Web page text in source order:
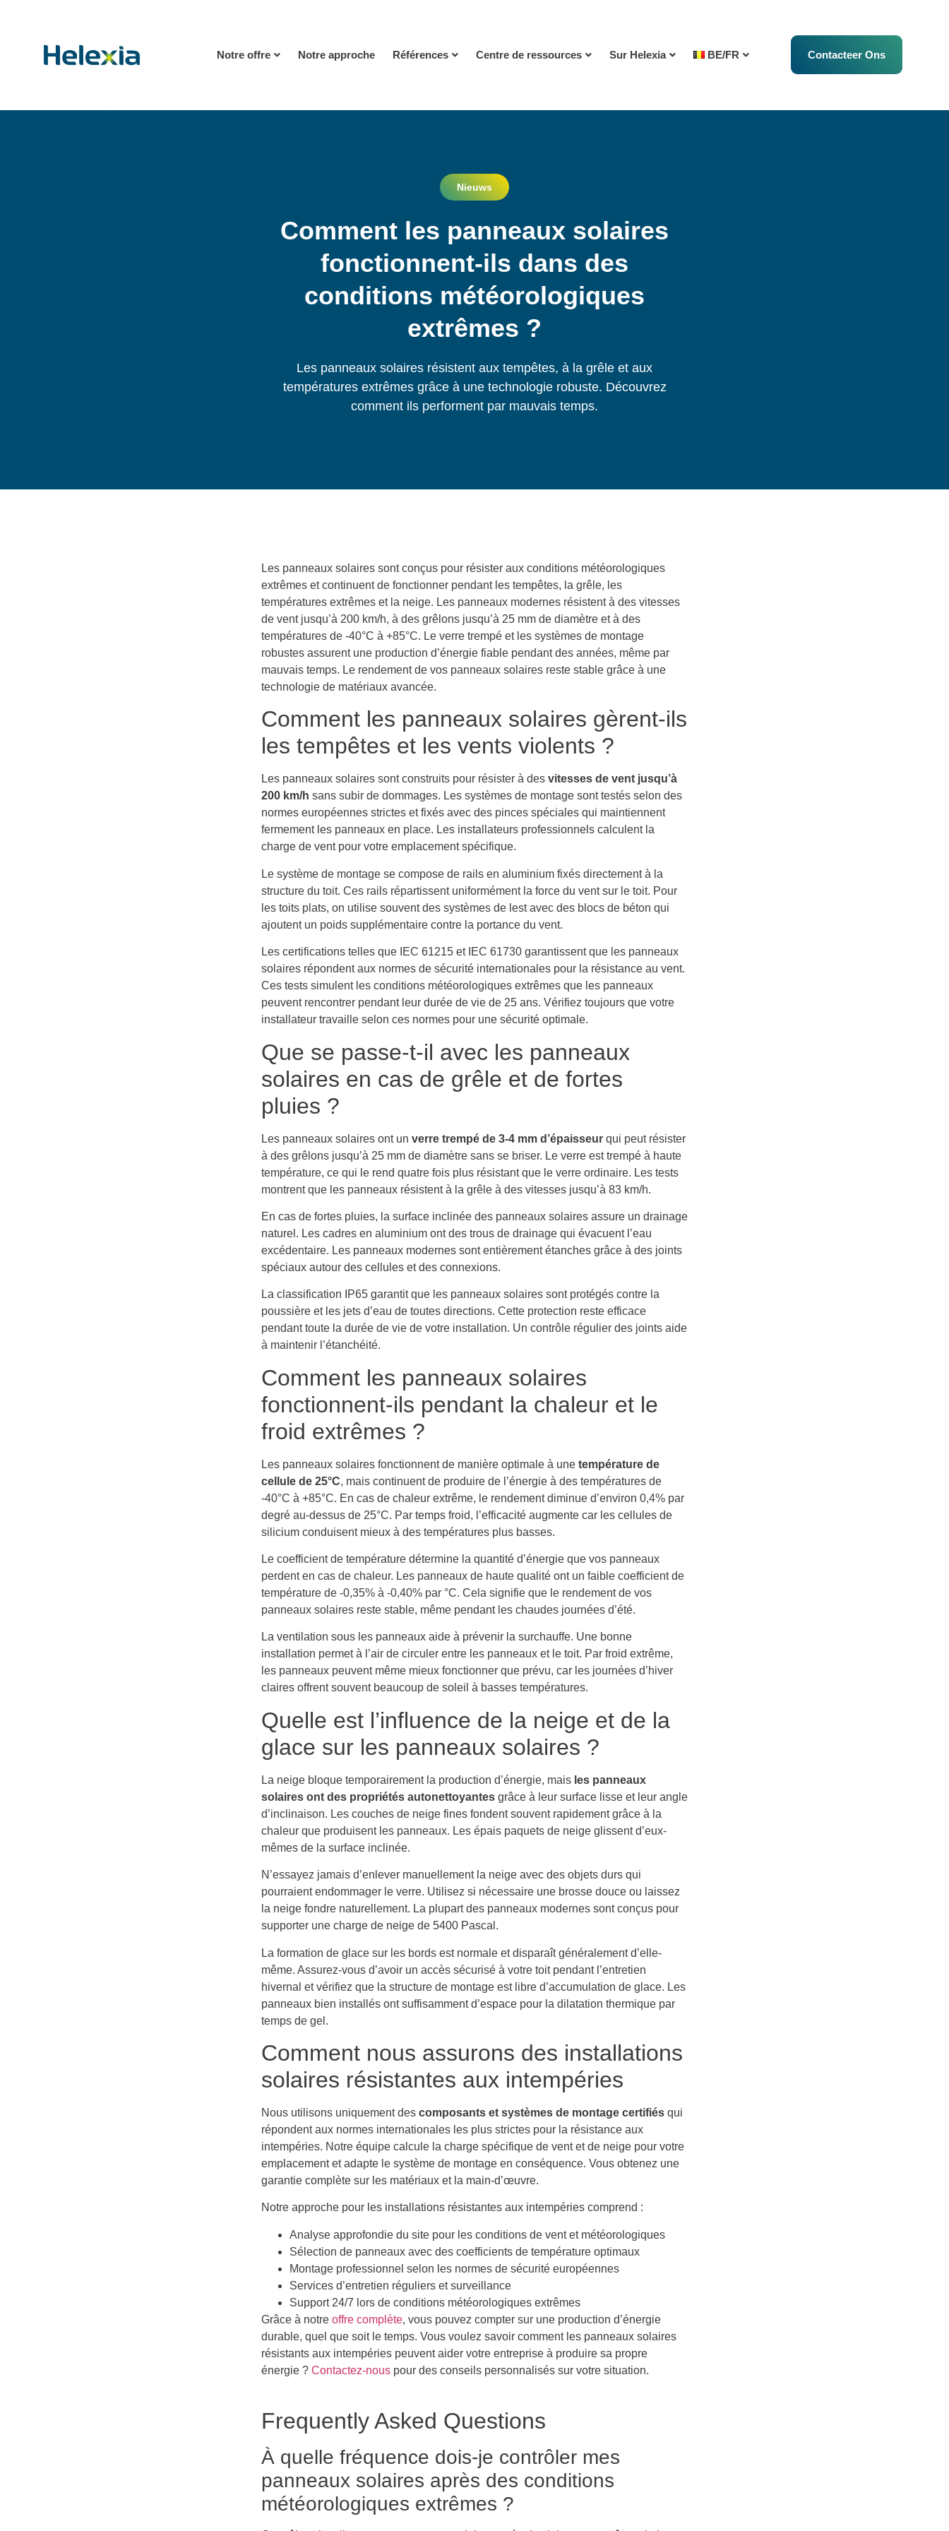
Notre offre Notre approche Références Centre de ressources Sur Helexia BE/FR Contacteer Ons
Nieuws
Comment les panneaux solaires
fonctionnent-ils dans des
conditions météorologiques
extrêmes ?
Les panneaux solaires résistent aux tempêtes, à la grêle et aux
températures extrêmes grâce à une technologie robuste. Découvrez
comment ils performent par mauvais temps.
Les panneaux solaires sont conçus pour résister aux conditions météorologiques
extrêmes et continuent de fonctionner pendant les tempêtes, la grêle, les
températures extrêmes et la neige. Les panneaux modernes résistent à des vitesses
de vent jusqu’à 200 km/h, à des grêlons jusqu’à 25 mm de diamètre et à des
températures de -40°C à +85°C. Le verre trempé et les systèmes de montage
robustes assurent une production d’énergie fiable pendant des années, même par
mauvais temps. Le rendement de vos panneaux solaires reste stable grâce à une
technologie de matériaux avancée.
Comment les panneaux solaires gèrent-ils
les tempêtes et les vents violents ?
Les panneaux solaires sont construits pour résister à des vitesses de vent jusqu’à
200 km/h sans subir de dommages. Les systèmes de montage sont testés selon des
normes européennes strictes et fixés avec des pinces spéciales qui maintiennent
fermement les panneaux en place. Les installateurs professionnels calculent la
charge de vent pour votre emplacement spécifique.
Le système de montage se compose de rails en aluminium fixés directement à la
structure du toit. Ces rails répartissent uniformément la force du vent sur le toit. Pour
les toits plats, on utilise souvent des systèmes de lest avec des blocs de béton qui
ajoutent un poids supplémentaire contre la portance du vent.
Les certifications telles que IEC 61215 et IEC 61730 garantissent que les panneaux
solaires répondent aux normes de sécurité internationales pour la résistance au vent.
Ces tests simulent les conditions météorologiques extrêmes que les panneaux
peuvent rencontrer pendant leur durée de vie de 25 ans. Vérifiez toujours que votre
installateur travaille selon ces normes pour une sécurité optimale.
Que se passe-t-il avec les panneaux
solaires en cas de grêle et de fortes
pluies ?
Les panneaux solaires ont un verre trempé de 3-4 mm d’épaisseur qui peut résister
à des grêlons jusqu’à 25 mm de diamètre sans se briser. Le verre est trempé à haute
température, ce qui le rend quatre fois plus résistant que le verre ordinaire. Les tests
montrent que les panneaux résistent à la grêle à des vitesses jusqu’à 83 km/h.
En cas de fortes pluies, la surface inclinée des panneaux solaires assure un drainage
naturel. Les cadres en aluminium ont des trous de drainage qui évacuent l’eau
excédentaire. Les panneaux modernes sont entièrement étanches grâce à des joints
spéciaux autour des cellules et des connexions.
La classification IP65 garantit que les panneaux solaires sont protégés contre la
poussière et les jets d’eau de toutes directions. Cette protection reste efficace
pendant toute la durée de vie de votre installation. Un contrôle régulier des joints aide
à maintenir l’étanchéité.
Comment les panneaux solaires
fonctionnent-ils pendant la chaleur et le
froid extrêmes ?
Les panneaux solaires fonctionnent de manière optimale à une température de
cellule de 25°C, mais continuent de produire de l’énergie à des températures de
-40°C à +85°C. En cas de chaleur extrême, le rendement diminue d’environ 0,4% par
degré au-dessus de 25°C. Par temps froid, l’efficacité augmente car les cellules de
silicium conduisent mieux à des températures plus basses.
Le coefficient de température détermine la quantité d’énergie que vos panneaux
perdent en cas de chaleur. Les panneaux de haute qualité ont un faible coefficient de
température de -0,35% à -0,40% par °C. Cela signifie que le rendement de vos
panneaux solaires reste stable, même pendant les chaudes journées d’été.
La ventilation sous les panneaux aide à prévenir la surchauffe. Une bonne
installation permet à l’air de circuler entre les panneaux et le toit. Par froid extrême,
les panneaux peuvent même mieux fonctionner que prévu, car les journées d’hiver
claires offrent souvent beaucoup de soleil à basses températures.
Quelle est l’influence de la neige et de la
glace sur les panneaux solaires ?
La neige bloque temporairement la production d’énergie, mais les panneaux
solaires ont des propriétés autonettoyantes grâce à leur surface lisse et leur angle
d’inclinaison. Les couches de neige fines fondent souvent rapidement grâce à la
chaleur que produisent les panneaux. Les épais paquets de neige glissent d’eux-
mêmes de la surface inclinée.
N’essayez jamais d’enlever manuellement la neige avec des objets durs qui
pourraient endommager le verre. Utilisez si nécessaire une brosse douce ou laissez
la neige fondre naturellement. La plupart des panneaux modernes sont conçus pour
supporter une charge de neige de 5400 Pascal.
La formation de glace sur les bords est normale et disparaît généralement d’elle-
même. Assurez-vous d’avoir un accès sécurisé à votre toit pendant l’entretien
hivernal et vérifiez que la structure de montage est libre d’accumulation de glace. Les
panneaux bien installés ont suffisamment d’espace pour la dilatation thermique par
temps de gel.
Comment nous assurons des installations
solaires résistantes aux intempéries
Nous utilisons uniquement des composants et systèmes de montage certifiés qui
répondent aux normes internationales les plus strictes pour la résistance aux
intempéries. Notre équipe calcule la charge spécifique de vent et de neige pour votre
emplacement et adapte le système de montage en conséquence. Vous obtenez une
garantie complète sur les matériaux et la main-d’œuvre.
Notre approche pour les installations résistantes aux intempéries comprend :
Analyse approfondie du site pour les conditions de vent et météorologiques
Sélection de panneaux avec des coefficients de température optimaux
Montage professionnel selon les normes de sécurité européennes
Services d’entretien réguliers et surveillance
Support 24/7 lors de conditions météorologiques extrêmes
Grâce à notre offre complète, vous pouvez compter sur une production d’énergie
durable, quel que soit le temps. Vous voulez savoir comment les panneaux solaires
résistants aux intempéries peuvent aider votre entreprise à produire sa propre
énergie ? Contactez-nous pour des conseils personnalisés sur votre situation.
Frequently Asked Questions
À quelle fréquence dois-je contrôler mes
panneaux solaires après des conditions
météorologiques extrêmes ?